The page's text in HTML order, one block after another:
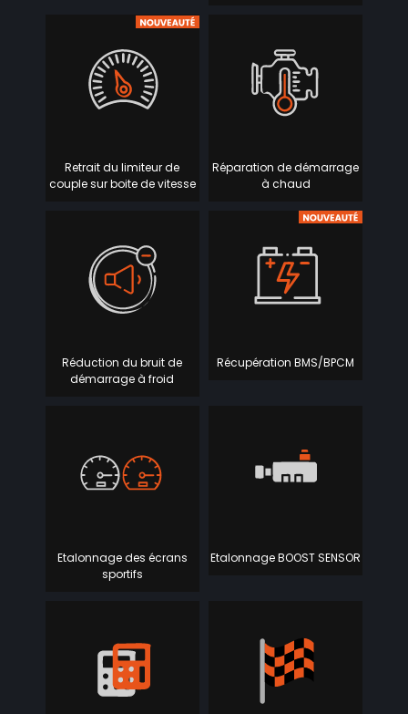
Retrait du limiteur de
couple sur boite de vitesse
Réparation de démarrage
à chaud
Réduction du bruit de
démarrage à froid
Récupération BMS/BPCM
Etalonnage des écrans
sportifs
Etalonnage BOOST SENSOR